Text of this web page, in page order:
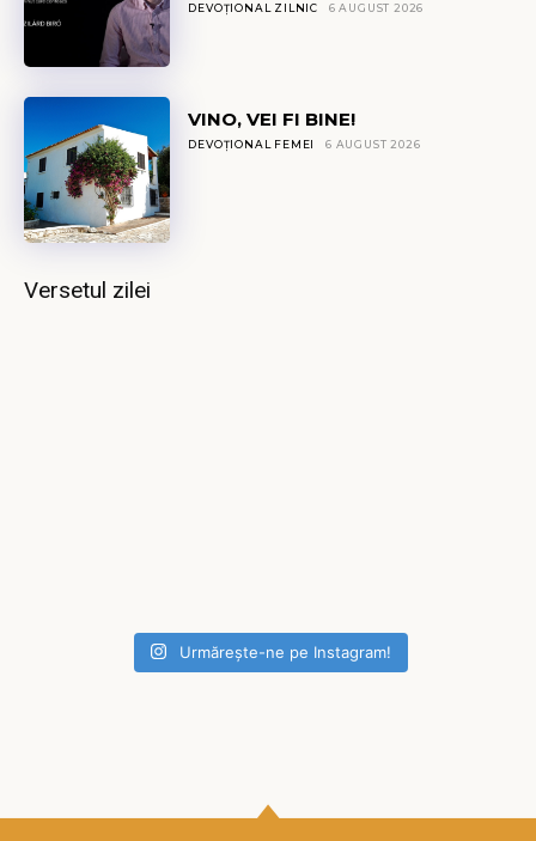
DEVOȚIONAL ZILNIC 6 AUGUST 2026
VINO, VEI FI BINE!
DEVOȚIONAL FEMEI 6 AUGUST 2026
Versetul zilei
Urmărește-ne pe Instagram!